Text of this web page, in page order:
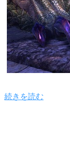
続きを読む